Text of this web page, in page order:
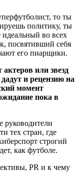
то ты
политику, ты
во всех
посвятивший себя
его пиарщики.
или звезд
и рецензию на
момент
пока в
тех стран, где
строгий
как футболе.